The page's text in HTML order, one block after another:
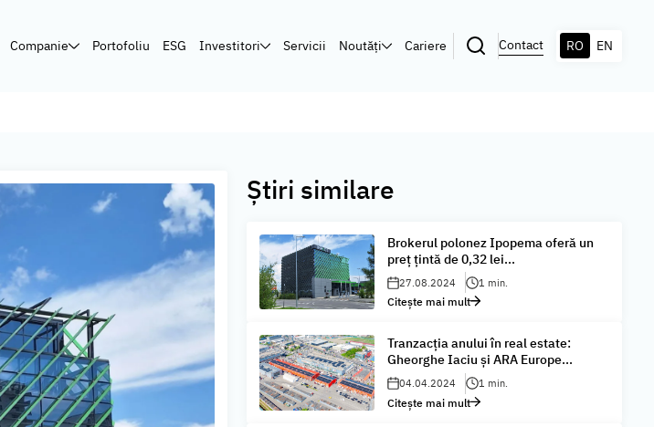
Companie Portofoliu ESG Investitori Servicii Noutăți Cariere Contact RO EN
Știri similare
Brokerul polonez Ipopema oferă un
preţ ţintă de 0,32 lei...
27.08.2024 1 min.
Citește mai mult
Tranzacția anului în real estate:
Gheorghe Iaciu și ARA Europe...
04.04.2024 1 min.
Citește mai mult